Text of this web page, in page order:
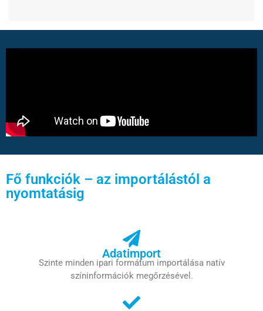
Fő funkciók – az importálástól a
nyomtatásig
Adatimport
Szinte minden ipari formátum importálása natív
színinformációk megőrzésével.